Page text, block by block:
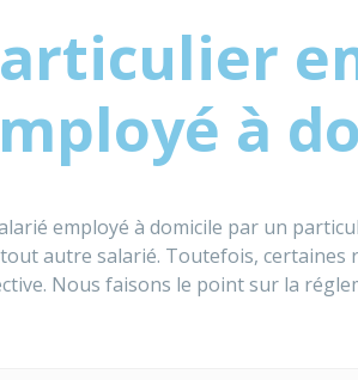
à
employé à domicile par un
autre salarié. Toutefois, certaines
Nous faisons le point sur la